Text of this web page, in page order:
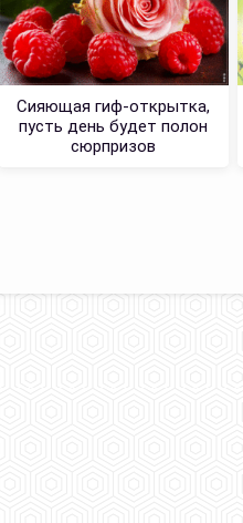
Сияющая гиф-открытка,
пусть день будет полон
сюрпризов